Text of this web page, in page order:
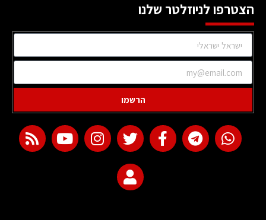
הצטרפו לניוזלטר שלנו
הרשמו